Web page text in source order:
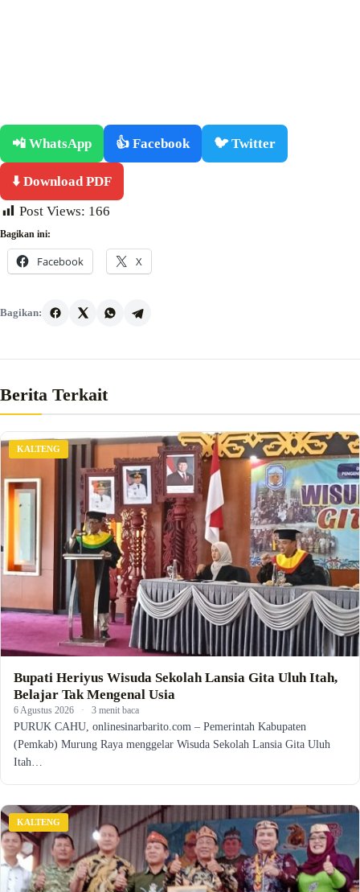
📲 WhatsApp 👍 Facebook 🐦 Twitter
⬇️ Download PDF
Post Views: 166
Bagikan ini:
Facebook X
Bagikan:
Berita Terkait
KALTENG
Bupati Heriyus Wisuda Sekolah Lansia Gita Uluh Itah,
Belajar Tak Mengenal Usia
6 Agustus 2026 · 3 menit baca
PURUK CAHU, onlinesinarbarito.com – Pemerintah Kabupaten
(Pemkab) Murung Raya menggelar Wisuda Sekolah Lansia Gita Uluh
Itah…
KALTENG